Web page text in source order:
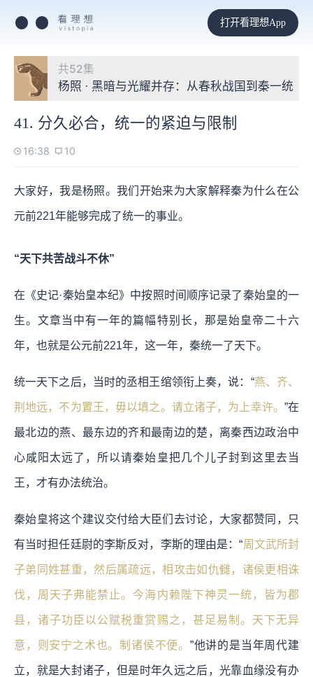
打开看理想App
共52集
杨照 · 黑暗与光耀并存：从春秋战国到秦一统
41. 分久必合，统一的紧迫与限制
16:38 10
大家好，我是杨照。我们开始来为大家解释秦为什么在公
元前221年能够完成了统一的事业。
“天下共苦战斗不休”
在《史记·秦始皇本纪》中按照时间顺序记录了秦始皇的一
生。文章当中有一年的篇幅特别长，那是始皇帝二十六
年，也就是公元前221年，这一年，秦统一了天下。
统一天下之后，当时的丞相王绾领衔上奏，说：“燕、齐、
荆地远，不为置王，毋以填之。请立诸子，为上幸许。 ”在
最北边的燕、最东边的齐和最南边的楚，离秦西边政治中
心咸阳太远了，所以请秦始皇把几个儿子封到这里去当
王，才有办法统治。
秦始皇将这个建议交付给大臣们去讨论，大家都赞同，只
有当时担任廷尉的李斯反对，李斯的理由是：“周文武所封
子弟同姓甚重，然后属疏远，相攻击如仇雠，诸侯更相诛
伐，周天子弗能禁止。今海内赖陛下神灵一统，皆为郡
县，诸子功臣以公赋税重赏赐之，甚足易制。天下无异
意，则安宁之术也。制诸侯不便。 ”他讲的是当年周代建
立，就是大封诸子，但是时年久远之后，光靠血缘没有办